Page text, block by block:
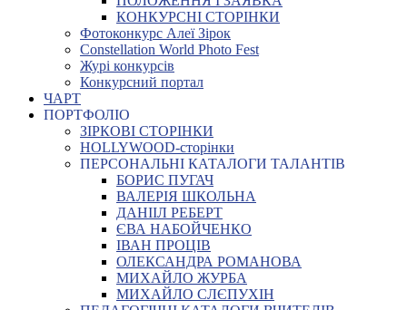
КОНКУРСНІ СТОРІНКИ
Фотоконкурс Алеї Зірок
Constellation World Photo Fest
Журі конкурсів
Конкурсний портал
ЧАРТ
ПОРТФОЛІО
ЗІРКОВІ СТОРІНКИ
HOLLYWOOD-сторінки
ПЕРСОНАЛЬНІ КАТАЛОГИ ТАЛАНТІВ
БОРИС ПУГАЧ
ВАЛЕРІЯ ШКОЛЬНА
ДАНІІЛ РЕБЕРТ
ЄВА НАБОЙЧЕНКО
ІВАН ПРОЦІВ
ОЛЕКСАНДРА РОМАНОВА
МИХАЙЛО ЖУРБА
МИХАЙЛО СЛЄПУХІН